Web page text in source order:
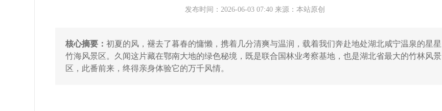
发布时间：2026-06-03 07:40 来源：本站原创
核心摘要：初夏的风，褪去了暮春的慵懒，携着几分清爽与温润，载着我们奔赴地处湖北咸宁温泉的星星
竹海风景区。久闻这片藏在鄂南大地的绿色秘境，既是联合国林业考察基地，也是湖北省最大的竹林风景
区，此番前来，终得亲身体验它的万千风情。